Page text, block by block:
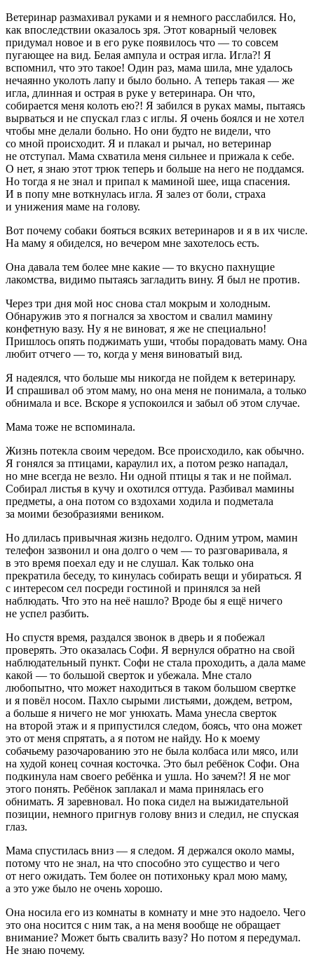
Ветеринар размахивал руками и я немного расслабился. Но,
как впоследствии оказалось зря. Этот коварный человек
придумал новое и в его руке появилось что — то совсем
пугающее на вид. Белая ампула и острая игла. Игла?! Я
вспомнил, что это такое! Один раз, мама шила, мне удалось
нечаянно уколоть лапу и было больно. А теперь такая — же
игла, длинная и острая в руке у ветеринара. Он что,
собирается меня колоть ею?! Я забился в руках мамы, пытаясь
вырваться и не спускал глаз с иглы. Я очень боялся и не хотел
чтобы мне делали больно. Но они будто не видели, что
со мной происходит. Я и плакал и рычал, но ветеринар
не отступал. Мама схватила меня сильнее и прижала к себе.
О нет, я знаю этот трюк теперь и больше на него не поддамся.
Но тогда я не знал и припал к маминой шее, ища спасения.
И в попу мне воткнулась игла. Я залез от боли, страха
и унижения маме на голову.
Вот почему собаки бояться всяких ветеринаров и я в их числе.
На маму я обиделся, но вечером мне захотелось есть.
Она давала тем более мне какие — то вкусно пахнущие
лакомства, видимо пытаясь загладить вину. Я был не против.
Через три дня мой нос снова стал мокрым и холодным.
Обнаружив это я погнался за хвостом и свалил мамину
конфетную вазу. Ну я не виноват, я же не специально!
Пришлось опять поджимать уши, чтобы порадовать маму. Она
любит отчего — то, когда у меня виноватый вид.
Я надеялся, что больше мы никогда не пойдем к ветеринару.
И спрашивал об этом маму, но она меня не понимала, а только
обнимала и все. Вскоре я успокоился и забыл об этом случае.
Мама тоже не вспоминала.
Жизнь потекла своим чередом. Все происходило, как обычно.
Я гонялся за птицами, караулил их, а потом резко нападал,
но мне всегда не везло. Ни одной птицы я так и не поймал.
Собирал листья в кучу и охотился оттуда. Разбивал мамины
предметы, а она потом со вздохами ходила и подметала
за моими безобразиями веником.
Но длилась привычная жизнь недолго. Одним утром, мамин
телефон зазвонил и она долго о чем — то разговаривала, я
в это время поехал еду и не слушал. Как только она
прекратила беседу, то кинулась собирать вещи и убираться. Я
с интересом сел посреди гостиной и принялся за ней
наблюдать. Что это на неё нашло? Вроде бы я ещё ничего
не успел разбить.
Но спустя время, раздался звонок в дверь и я побежал
проверять. Это оказалась Софи. Я вернулся обратно на свой
наблюдательный пункт. Софи не стала проходить, а дала маме
какой — то большой сверток и убежала. Мне стало
любопытно, что может находиться в таком большом свертке
и я повёл носом. Пахло сырыми листьями, дождем, ветром,
а больше я ничего не мог унюхать. Мама унесла сверток
на второй этаж и я припустился следом, боясь, что она может
это от меня спрятать, а я потом не найду. Но к моему
собачьему разочарованию это не была колбаса или мясо, или
на худой конец сочная косточка. Это был ребёнок Софи. Она
подкинула нам своего ребёнка и ушла. Но зачем?! Я не мог
этого понять. Ребёнок заплакал и мама принялась его
обнимать. Я заревновал. Но пока сидел на выжидательной
позиции, немного пригнув голову вниз и следил, не спуская
глаз.
Мама спустилась вниз — я следом. Я держался около мамы,
потому что не знал, на что способно это существо и чего
от него ожидать. Тем более он потихоньку крал мою маму,
а это уже было не очень хорошо.
Она носила его из комнаты в комнату и мне это надоело. Чего
это она носится с ним так, а на меня вообще не обращает
внимание? Может быть свалить вазу? Но потом я передумал.
Не знаю почему.